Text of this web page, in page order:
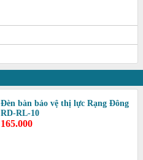
Đèn bàn bảo vệ thị lực Rạng Đông
RD-RL-10
165.000